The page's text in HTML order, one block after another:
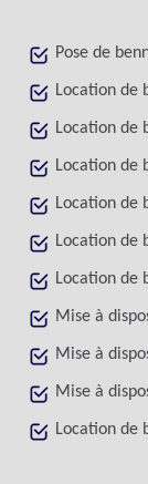
Pose de
Location de
Location de
Location de
Location de
Location de
Location de
Mise à
Mise à
Mise à
Location de